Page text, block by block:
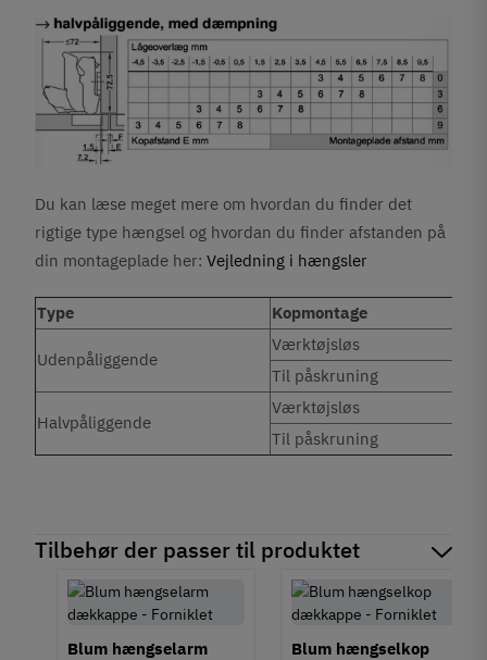
Du kan læse meget mere om hvordan du finder det
rigtige type hængsel og hvordan du finder afstanden på
din montageplade her:Vejledning i hængsler
Type Kopmontage
Udenpåliggende
Værktøjsløs
Til påskruning
Halvpåliggende
Værktøjsløs
Til påskruning
Tilbehør der passer til produktet
Blum hængselarm
Blum hængselkop